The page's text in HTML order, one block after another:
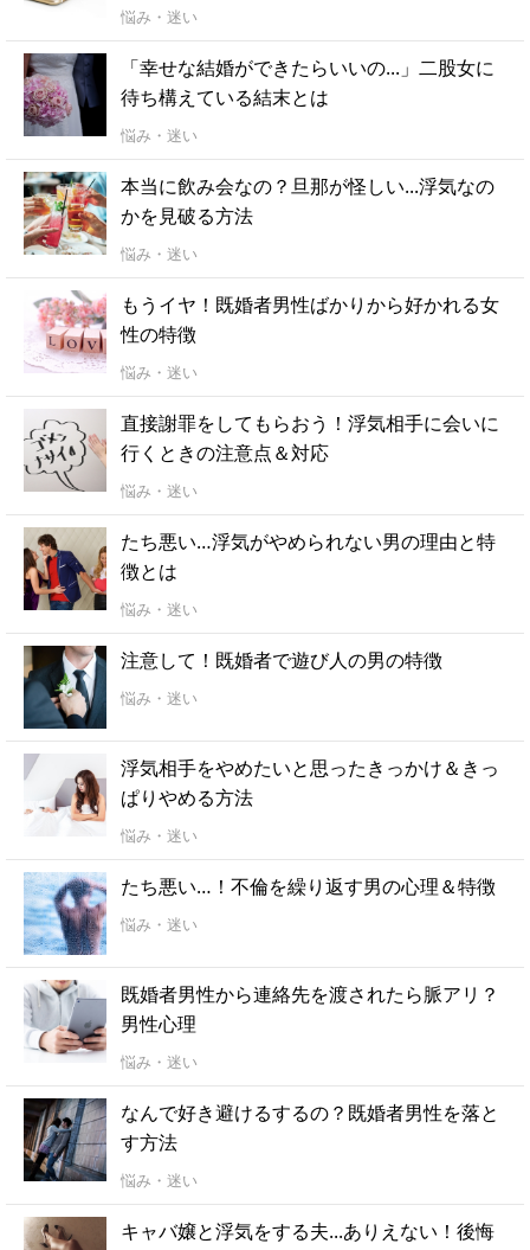
悩み・迷い
「幸せな結婚ができたらいいの...」二股女に
待ち構えている結末とは
悩み・迷い
本当に飲み会なの？旦那が怪しい...浮気なの
かを見破る方法
悩み・迷い
もうイヤ！既婚者男性ばかりから好かれる女
性の特徴
悩み・迷い
直接謝罪をしてもらおう！浮気相手に会いに
行くときの注意点＆対応
悩み・迷い
たち悪い…浮気がやめられない男の理由と特
徴とは
悩み・迷い
注意して！既婚者で遊び人の男の特徴
悩み・迷い
浮気相手をやめたいと思ったきっかけ＆きっ
ぱりやめる方法
悩み・迷い
たち悪い…！不倫を繰り返す男の心理＆特徴
悩み・迷い
既婚者男性から連絡先を渡されたら脈アリ？
男性心理
悩み・迷い
なんで好き避けるするの？既婚者男性を落と
す方法
悩み・迷い
キャバ嬢と浮気をする夫...ありえない！後悔